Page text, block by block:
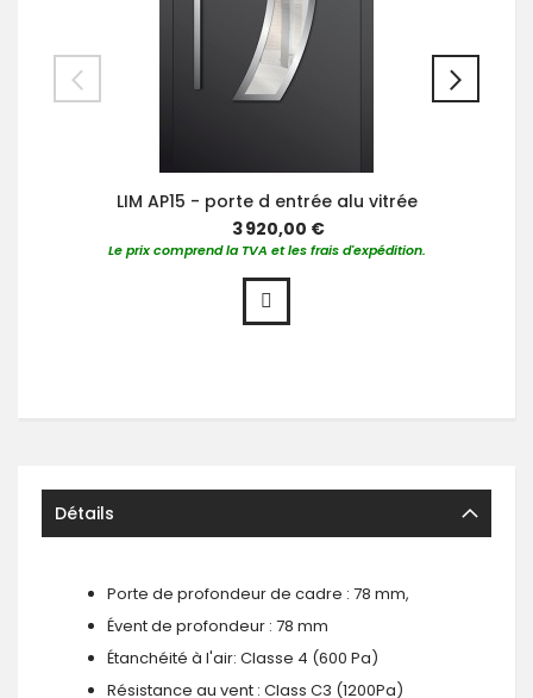
LIM AP15 - porte d entrée alu vitrée
3 920,00 €
Le prix comprend la TVA et les frais d'expédition.
Détails